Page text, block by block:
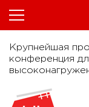
Крупнейшая
конференция